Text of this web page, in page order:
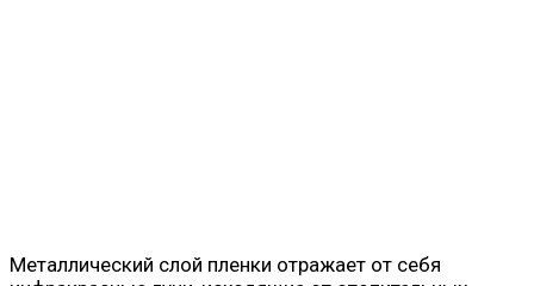
Металлический слой пленки отражает от себя